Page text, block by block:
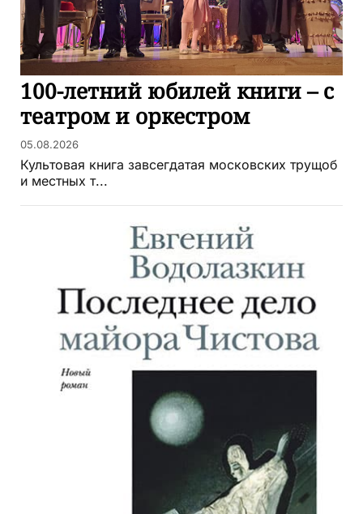
100-летний юбилей книги – с
театром и оркестром
05.08.2026
Культовая книга завсегдатая московских трущоб
и местных т...